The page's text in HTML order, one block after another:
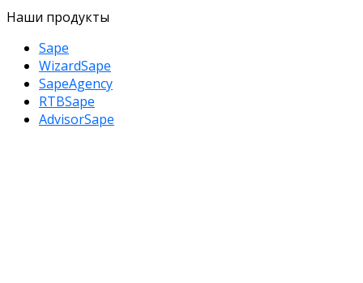
Наши продукты
Sape
WizardSape
SapeAgency
RTBSape
AdvisorSape